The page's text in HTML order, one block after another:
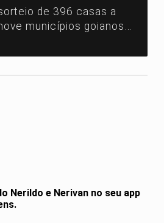
de 396 casas a
municípios goianos
Nerildo e Nerivan no seu app